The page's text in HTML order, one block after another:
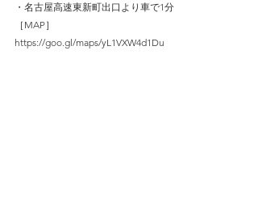
・名古屋高速東新町出口より車で1分
［MAP］
https://goo.gl/maps/yL1VXW4d1Du